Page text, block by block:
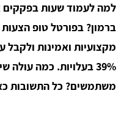
למה לעמוד שעות
ברמון? בפורטל טופ
39% בעלויות. כמה
משתמשים? כל התשובות